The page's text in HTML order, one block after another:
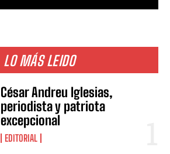
LO MÁS LEIDO
César Andreu Iglesias,
periodista y patriota
excepcional
EDITORIAL